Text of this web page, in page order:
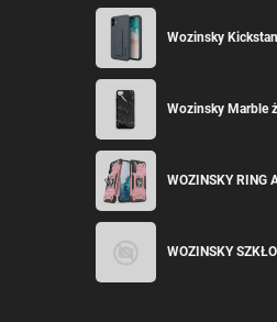
Wozinsky
Wozinsky Marble
WOZINSKY RING
WOZINSKY